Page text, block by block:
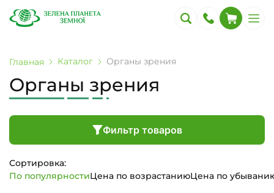
Главная Каталог Органы зрения
Органы зрения
Фильтр товаров
Сортировка:
По популярностиЦена по возрастаниюЦена по